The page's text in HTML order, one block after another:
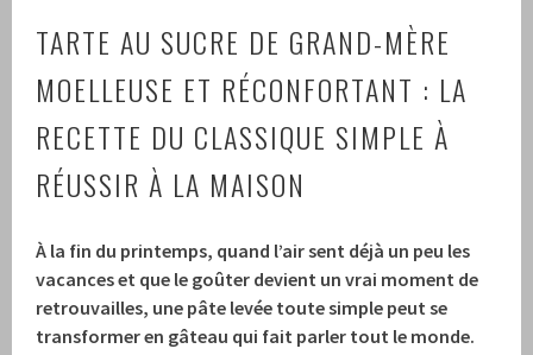
TARTE AU SUCRE DE GRAND-MÈRE
MOELLEUSE ET RÉCONFORTANT : LA
RECETTE DU CLASSIQUE SIMPLE À
RÉUSSIR À LA MAISON
À la fin du printemps, quand l’air sent déjà un peu les
vacances et que le goûter devient un vrai moment de
retrouvailles, une pâte levée toute simple peut se
transformer en gâteau qui fait parler tout le monde.